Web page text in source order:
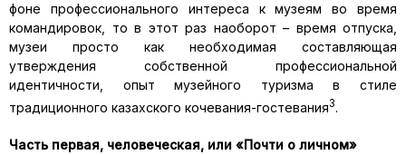
фоне профессионального интереса к музеям во время
командировок, то в этот раз наоборот – время отпуска,
музеи просто как необходимая составляющая
утверждения собственной профессиональной
идентичности, опыт музейного туризма в стиле
традиционного казахского кочевания-гостевания3.
Часть первая, человеческая, или «Почти о личном»